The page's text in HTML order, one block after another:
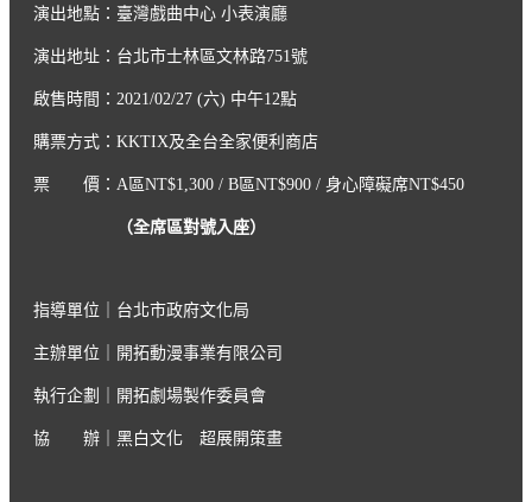
演出地點：臺灣戲曲中心 小表演廳
演出地址：台北市士林區文林路751號
啟售時間：2021/02/27 (六) 中午12點
購票方式：KKTIX及全台全家便利商店
票 價：A區NT$1,300 / B區NT$900 / 身心障礙席NT$450
（全席區對號入座）
指導單位｜台北市政府文化局
主辦單位｜開拓動漫事業有限公司
執行企劃｜開拓劇場製作委員會
協 辦｜黑白文化 超展開策畫